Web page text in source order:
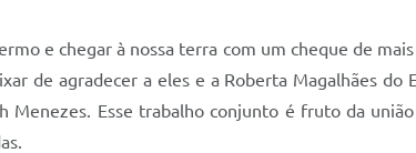
e chegar à nossa terra com um cheque de
de agradecer a eles e a Roberta Magalhães do
Esse trabalho conjunto é fruto da